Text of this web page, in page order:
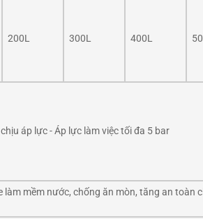
200L 300L 400L
áp lực - Áp lực làm việc tối đa 5 bar
làm mềm nước, chống ăn mòn, tăng an toàn